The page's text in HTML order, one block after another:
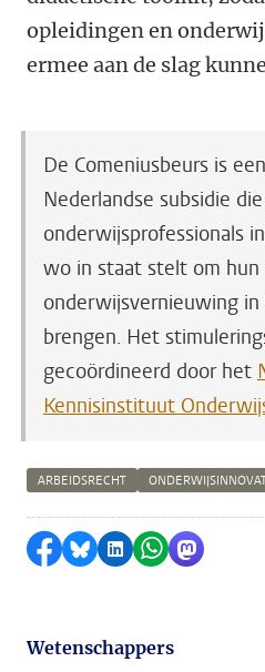
opleidingen en
ermee aan de slag
De Comeniusbeurs is
Nederlandse subsidie die
onderwijsprofessionals
wo in staat stelt om hun
onderwijsvernieuwing
brengen. Het
gecoördineerd door het
Kennisinstituut
ARBEIDSRECHT
Delen op Facebook
Delen via Bluesky
Delen op LinkedIn
Delen via
Delen
Wetenschappers